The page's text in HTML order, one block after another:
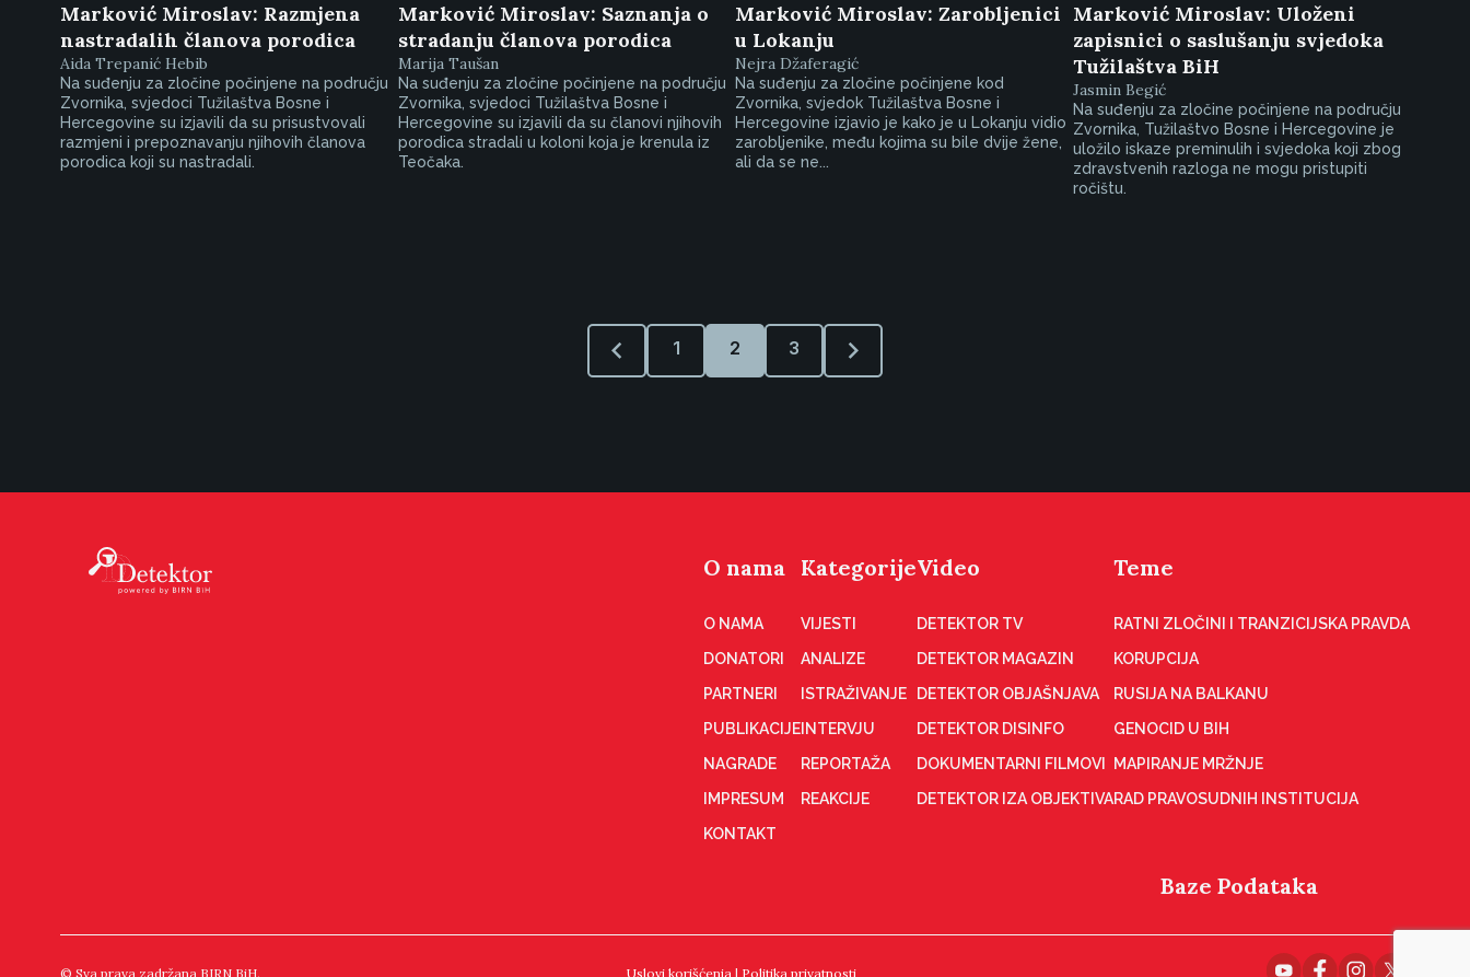
Marković Miroslav: Razmjena
nastradalih članova porodica
Aida Trepanić Hebib
Na suđenju za zločine počinjene na području
Zvornika, svjedoci Tužilaštva Bosne i
Hercegovine su izjavili da su prisustvovali
razmjeni i prepoznavanju njihovih članova
porodica koji su nastradali.
Marković Miroslav: Saznanja o
stradanju članova porodica
Marija Taušan
Na suđenju za zločine počinjene na području
Zvornika, svjedoci Tužilaštva Bosne i
Hercegovine su izjavili da su članovi njihovih
porodica stradali u koloni koja je krenula iz
Teočaka.
Marković Miroslav: Zarobljenici
u Lokanju
Nejra Džaferagić
Na suđenju za zločine počinjene kod
Zvornika, svjedok Tužilaštva Bosne i
Hercegovine izjavio je kako je u Lokanju vidio
zarobljenike, među kojima su bile dvije žene,
ali da se ne...
Marković Miroslav: Uloženi
zapisnici o saslušanju svjedoka
Tužilaštva BiH
Jasmin Begić
Na suđenju za zločine počinjene na području
Zvornika, Tužilaštvo Bosne i Hercegovine je
uložilo iskaze preminulih i svjedoka koji zbog
zdravstvenih razloga ne mogu pristupiti
ročištu.
1 2 3
O nama
O NAMA
DONATORI
PARTNERI
PUBLIKACIJE
NAGRADE
IMPRESUM
KONTAKT
Kategorije
VIJESTI
ANALIZE
ISTRAŽIVANJE
INTERVJU
REPORTAŽA
REAKCIJE
Video
DETEKTOR TV
DETEKTOR MAGAZIN
DETEKTOR OBJAŠNJAVA
DETEKTOR DISINFO
DOKUMENTARNI FILMOVI
DETEKTOR IZA OBJEKTIVA
Teme
RATNI ZLOČINI I TRANZICIJSKA PRAVDA
KORUPCIJA
RUSIJA NA BALKANU
GENOCID U BIH
MAPIRANJE MRŽNJE
RAD PRAVOSUDNIH INSTITUCIJA
Baze Podataka
© Sva prava zadržana BIRN BiH. Uslovi korišćenja | Politika privatnosti